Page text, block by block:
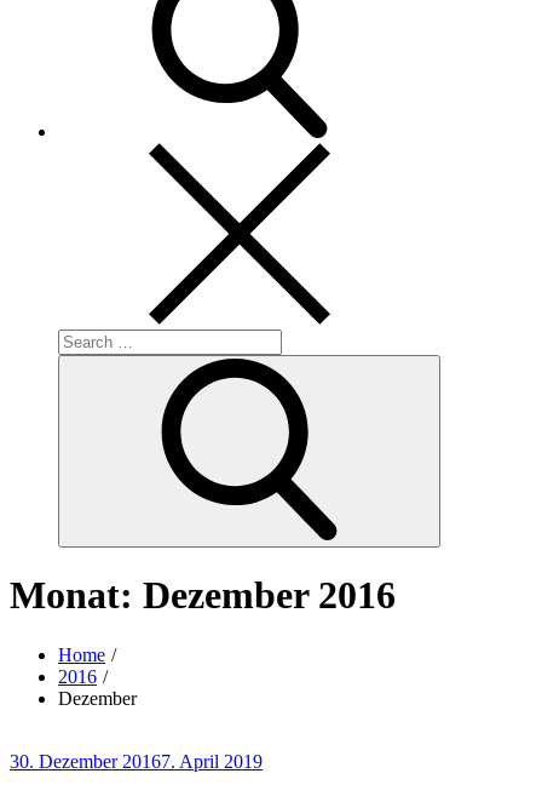
Search
for:
Monat: Dezember 2016
Home
2016
Dezember
Posted
30. Dezember 20167. April 2019